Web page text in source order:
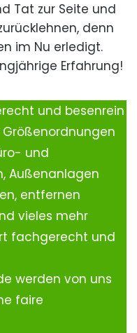
Tat zur Seite und
denn
im Nu erledigt.
Erfahrung!
und besenrein
und
Außenanlagen
entfernen
vieles mehr
fachgerecht und
werden von uns
faire